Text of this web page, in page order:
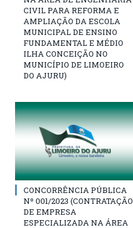
CIVIL PARA REFORMA E
AMPLIAÇÃO DA ESCOLA
MUNICIPAL DE ENSINO
FUNDAMENTAL E MÉDIO
ILHA CONCEIÇÃO NO
MUNICÍPIO DE LIMOEIRO
DO AJURU)
CONCORRÊNCIA PÚBLICA
Nº 001/2023 (CONTRATAÇÃO
DE EMPRESA
ESPECIALIZADA NA ÁREA